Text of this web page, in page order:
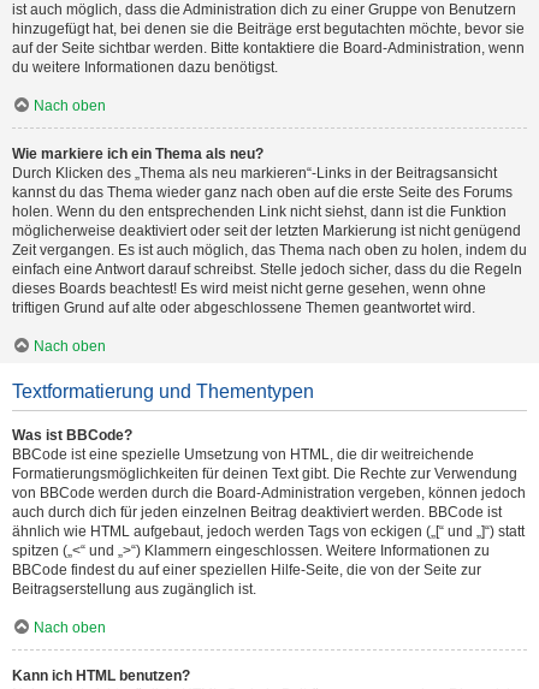
ist auch möglich, dass die Administration dich zu einer Gruppe von Benutzern
hinzugefügt hat, bei denen sie die Beiträge erst begutachten möchte, bevor sie
auf der Seite sichtbar werden. Bitte kontaktiere die Board-Administration, wenn
du weitere Informationen dazu benötigst.
Nach oben
Wie markiere ich ein Thema als neu?
Durch Klicken des „Thema als neu markieren“-Links in der Beitragsansicht
kannst du das Thema wieder ganz nach oben auf die erste Seite des Forums
holen. Wenn du den entsprechenden Link nicht siehst, dann ist die Funktion
möglicherweise deaktiviert oder seit der letzten Markierung ist nicht genügend
Zeit vergangen. Es ist auch möglich, das Thema nach oben zu holen, indem du
einfach eine Antwort darauf schreibst. Stelle jedoch sicher, dass du die Regeln
dieses Boards beachtest! Es wird meist nicht gerne gesehen, wenn ohne
triftigen Grund auf alte oder abgeschlossene Themen geantwortet wird.
Nach oben
Textformatierung und Thementypen
Was ist BBCode?
BBCode ist eine spezielle Umsetzung von HTML, die dir weitreichende
Formatierungsmöglichkeiten für deinen Text gibt. Die Rechte zur Verwendung
von BBCode werden durch die Board-Administration vergeben, können jedoch
auch durch dich für jeden einzelnen Beitrag deaktiviert werden. BBCode ist
ähnlich wie HTML aufgebaut, jedoch werden Tags von eckigen („[“ und „]“) statt
spitzen („<“ und „>“) Klammern eingeschlossen. Weitere Informationen zu
BBCode findest du auf einer speziellen Hilfe-Seite, die von der Seite zur
Beitragserstellung aus zugänglich ist.
Nach oben
Kann ich HTML benutzen?